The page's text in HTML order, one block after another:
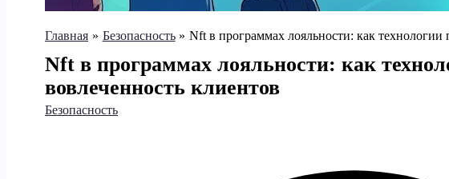
Главная Безопасность Nft в программах лояльности: как
Nft в программах лояльности: как
вовлеченность клиентов
Безопасность